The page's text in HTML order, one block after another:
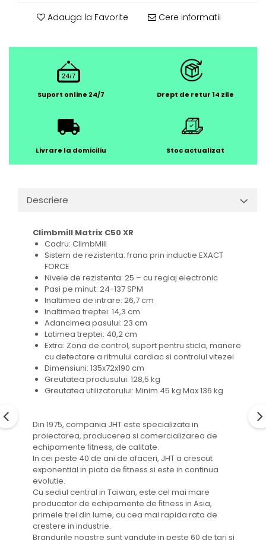
Adauga la Favorite Cere informatii
Suport online 24/7 Drept de retur 14 zile
Livrare la domiciliu Stoc actualizat
Descriere
Climbmill Matrix C50 XR
Cadru: ClimbMill
Sistem de rezistenta: frana prin inductie EXACT
FORCE
Nivele de rezistenta: 25 – cu reglaj electronic
Pasi pe minut: 24-137 SPM
Inaltimea de intrare: 26,7 cm
Inaltimea treptei: 14,3 cm
Adancimea pasului: 23 cm
Latimea treptei: 40,2 cm
Extra: Zona de control, suport pentru sticla, manere
cu detectare a ritmului cardiac si controlul vitezei
Dimensiuni: 135x72x190 cm
Greutatea produsului: 128,5 kg
Greutatea utilizatorului: Minim 45 kg Max 136 kg
Din 1975, compania JHT este specializata in
proiectarea, producerea si comercializarea de
echipamente ﬁtness, de calitate.
In cei peste 40 de ani de afaceri, JHT a crescut
exponential in piata de ﬁtness si este in continua
evolutie.
Cu sediul central in Taiwan, este cel mai mare
producator de echipamente de ﬁtness in Asia,
primele trei din lume, cu cea mai rapida rata de
crestere in industrie.
Brandurile noastre sunt vandute in peste 60 de tari si